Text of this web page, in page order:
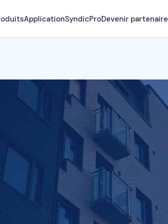
ApplicationSyndicProDevenir partenaire